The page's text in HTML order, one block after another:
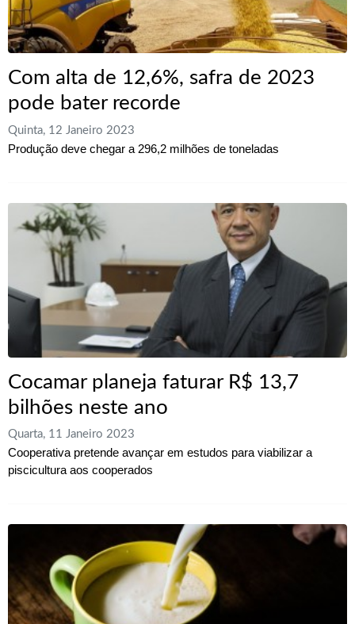
Com alta de 12,6%, safra de 2023
pode bater recorde
Quinta, 12 Janeiro 2023
Produção deve chegar a 296,2 milhões de toneladas
Cocamar planeja faturar R$ 13,7
bilhões neste ano
Quarta, 11 Janeiro 2023
Cooperativa pretende avançar em estudos para viabilizar a
piscicultura aos cooperados